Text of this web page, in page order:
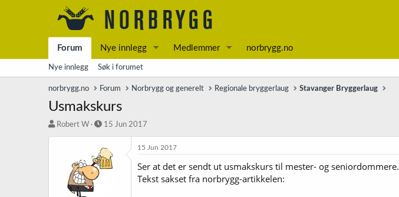
Forum Nye innlegg Medlemmer norbrygg.no
Nye innlegg Søk i forumet
norbrygg.no Forum Norbrygg og generelt Regionale bryggerlaug Stavanger Bryggerlaug
Usmakskurs
T
Robert W
S
r
t
15 Jun 2017
15 Jun 2017
Ser at det er sendt ut usmakskurs til mester- og seniordommere.
Tekst sakset fra norbrygg-artikkelen: